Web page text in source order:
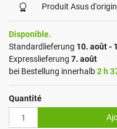
Produit Asus
Disponible.
Standardlieferung 10. août -
Expresslieferung 7. août
bei Bestellung innerhalb2 h
Quantité